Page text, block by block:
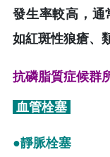
發生率較高，通
如紅斑性狼瘡、
抗磷脂質症候群
血管栓塞
●靜脈栓塞